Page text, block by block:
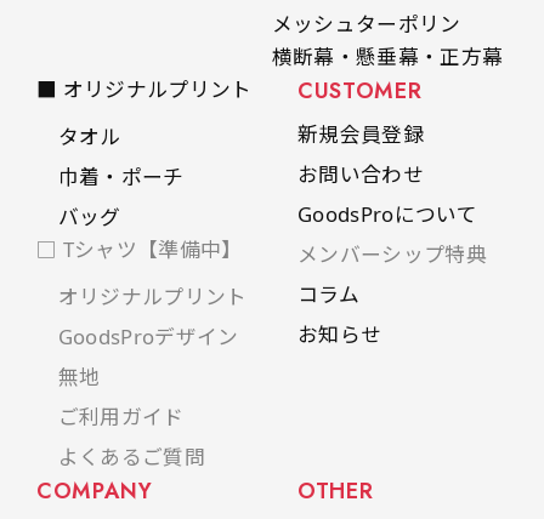
メッシュターポリン
横断幕・懸垂幕・正方幕
■ オリジナルプリント
タオル
巾着・ポーチ
バッグ
□ Tシャツ【準備中】
オリジナルプリント
GoodsProデザイン
無地
ご利用ガイド
よくあるご質問
CUSTOMER
新規会員登録
お問い合わせ
GoodsProについて
メンバーシップ特典
コラム
お知らせ
COMPANY OTHER